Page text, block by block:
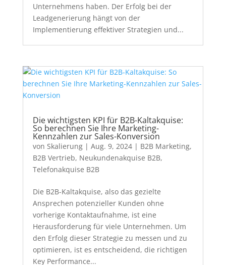
Unternehmens haben. Der Erfolg bei der
Leadgenerierung hängt von der
Implementierung effektiver Strategien und...
Die wichtigsten KPI für B2B-Kaltakquise:
So berechnen Sie Ihre Marketing-
Kennzahlen zur Sales-Konversion
von Skalierung| Aug. 9, 2024| B2B Marketing,
B2B Vertrieb, Neukundenakquise B2B,
Telefonakquise B2B
Die B2B-Kaltakquise, also das gezielte
Ansprechen potenzieller Kunden ohne
vorherige Kontaktaufnahme, ist eine
Herausforderung für viele Unternehmen. Um
den Erfolg dieser Strategie zu messen und zu
optimieren, ist es entscheidend, die richtigen
Key Performance...